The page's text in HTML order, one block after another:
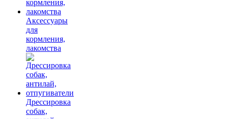
Аксессуары
для
кормления,
лакомства
Дрессировка
собак,